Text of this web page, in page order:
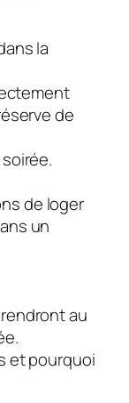
la
de
de loger
un
au
et pourquoi